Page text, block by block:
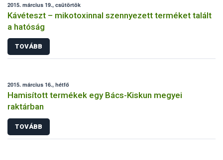
2015. március 19., csütörtök
Kávéteszt – mikotoxinnal szennyezett terméket talált
a hatóság
TOVÁBB
2015. március 16., hétfő
Hamisított termékek egy Bács-Kiskun megyei
raktárban
TOVÁBB